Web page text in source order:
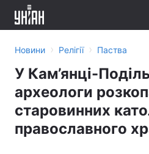
Новини › Релігії › Паства
У Кам’янці-
археологи
старовинних
православного